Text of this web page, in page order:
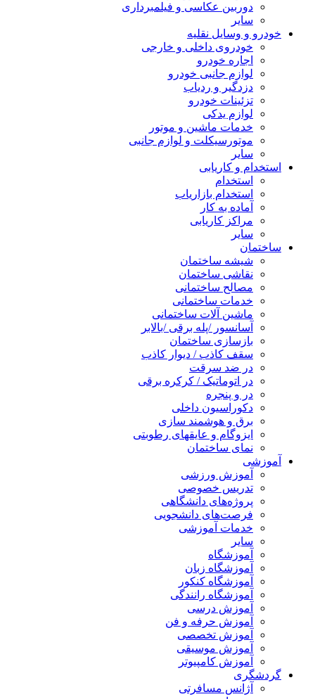
دوربین عکاسی و فیلمبرداری
سایر
خودرو و وسایل نقلیه
خودروی داخلی و خارجی
اجاره خودرو
لوازم جانبی خودرو
دزدگیر و ردیاب
تزئینات خودرو
لوازم یدکی
خدمات ماشین و موتور
موتورسیکلت و لوازم جانبی
سایر
استخدام و کاریابی
استخدام
استخدام بازاریاب
آماده به کار
مراکز کاریابی
سایر
ساختمان
شیشه ساختمان
نقاشی ساختمان
مصالح ساختمانی
خدمات ساختمانی
ماشین آلات ساختمانی
آسانسور /پله برقی /بالابر
بازسازی ساختمان
سقف کاذب / دیوار کاذب
در ضد سرقت
در اتوماتیک / کرکره برقی
در و پنجره
دکوراسیون داخلی
برق و هوشمند سازی
ایزوگام و عایقهای رطوبتی
نمای ساختمان
آموزشی
آموزش ورزشی
تدریس خصوصی
پروژه‌های دانشگاهی
فرصت‌های دانشجویی
خدمات آموزشی
سایر
آموزشگاه
آموزشگاه زبان
آموزشگاه کنکور
آموزشگاه رانندگی
آموزش درسی
آموزش حرفه و فن
آموزش تخصصی
آموزش موسیقی
آموزش کامپیوتر
گردشگری
آژانس مسافرتی